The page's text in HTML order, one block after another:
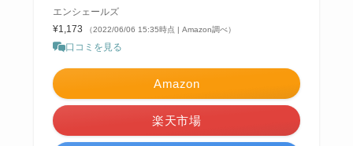
エンシェールズ
¥1,173
（2022/06/06 15:35時点 | Amazon調べ）
口コミを見る
Amazon
楽天市場